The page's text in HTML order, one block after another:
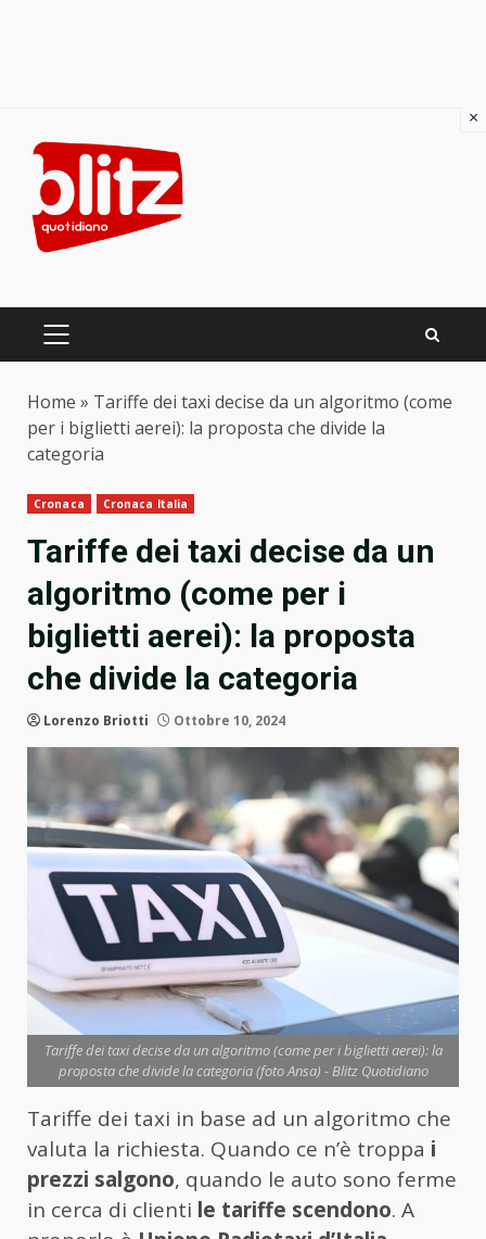
content
PRIMARY
Home » Tariffe dei taxi decise da un algoritmo (come
per i biglietti aerei): la proposta che divide la
categoria
Cronaca Cronaca Italia
Tariffe dei taxi decise da un
algoritmo (come per i
biglietti aerei): la proposta
che divide la categoria
Lorenzo Briotti Ottobre 10, 2024
Tariffe dei taxi decise da un algoritmo (come per i biglietti aerei): la
proposta che divide la categoria (foto Ansa) - Blitz Quotidiano
Tariffe dei taxi in base ad un algoritmo che
valuta la richiesta. Quando ce n’è troppa i
prezzi salgono, quando le auto sono ferme
in cerca di clienti le tariffe scendono. A
×